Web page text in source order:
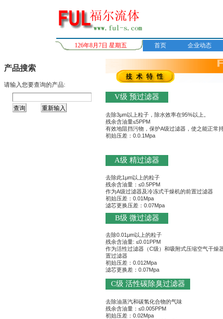
126年8月7日 星期五 首页 企业动态
产品搜索
请输入您要查询的产品:
V级 预过滤器
去除3μm以上粒子，除水效率在95%以上。
残余含油量≤5PPM
有效地阻挡污物，保护A级过滤器，使之能正常
初始压差：0.0.1Mpa
A级 精过滤器
去除此1μm以上的粒子
残余含油量：≤0.5PPM
作为A级过滤器及冷冻式干燥机的前置过滤器
初始压差：0.01Mpa
滤芯更换压差：0.07Mpa
B级 微过滤器
去除0.01μm以上的粒子
残余含油量: ≤0.01PPM
作为活性过滤器（C级）和吸附式压缩空气干燥
置过滤器
初始压差：0.012Mpa
滤芯更换差：0.07Mpa
C级 活性碳除臭过滤器
去除油蒸汽和碳氢化合物的气味
残余含油量：≤0.005PPM
初始压差：0.02Mpa